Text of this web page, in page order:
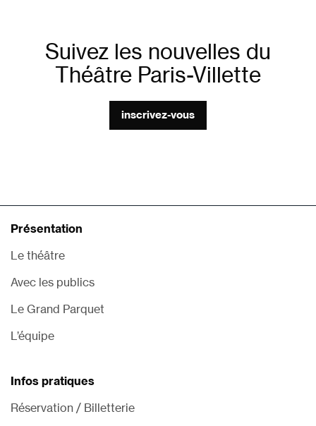
Suivez les nouvelles du
Théâtre Paris-Villette
inscrivez-vous
Présentation
Le théâtre
Avec les publics
Le Grand Parquet
L’équipe
Infos pratiques
Réservation / Billetterie